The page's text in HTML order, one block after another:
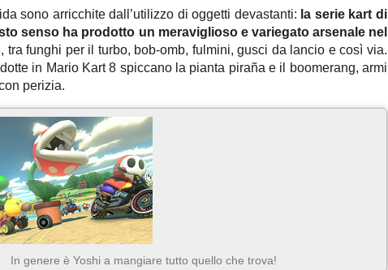
sono arricchite dall’utilizzo di oggetti devastanti: la serie kart di
senso ha prodotto un meraviglioso e variegato arsenale nel
, tra funghi per il turbo, bob-omb, fulmini, gusci da lancio e così via.
in Mario Kart 8 spiccano la pianta piraña e il boomerang, armi
perizia.
In genere è Yoshi a mangiare tutto quello che trova!